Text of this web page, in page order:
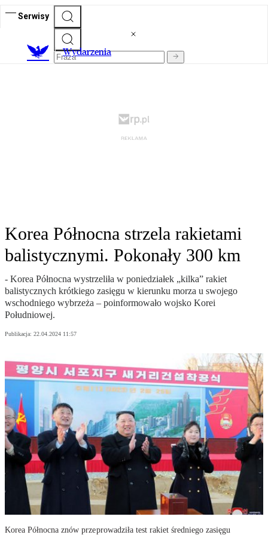
Serwisy
Wydarzenia
Korea Północna strzela rakietami
balistycznymi. Pokonały 300 km
- Korea Północna wystrzeliła w poniedziałek „kilka” rakiet
balistycznych krótkiego zasięgu w kierunku morza u swojego
wschodniego wybrzeża – poinformowało wojsko Korei
Południowej.
Publikacja: 22.04.2024 11:57
Korea Północna znów przeprowadziła test rakiet średniego zasięgu